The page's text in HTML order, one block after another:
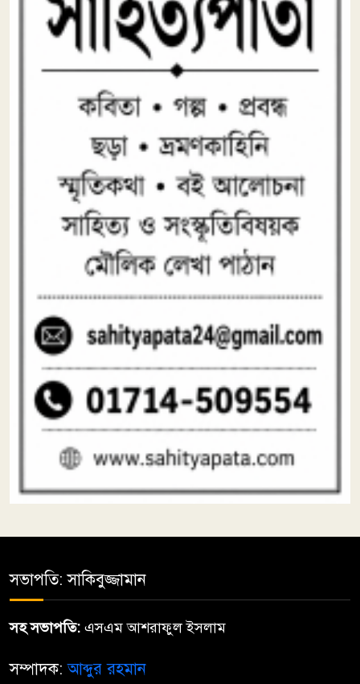
বর্ষাকালে বৃক্ষ লাগাই
৮১ বছরে খুরশীদ আলম: ‘পুরোনো
গানগুলো নতুন করে গাইতে পারলে
আরও ভালো হতো’
কাল আচার্য প্রফুল্ল চন্দ্র রায়ের
১৬৫তম জন্মবার্ষিকী
সভাপতি: সাকিবুজ্জামান
সহ সভাপতি: এসএম আশরাফুল ইসলাম
সম্পাদক:আব্দুর রহমান